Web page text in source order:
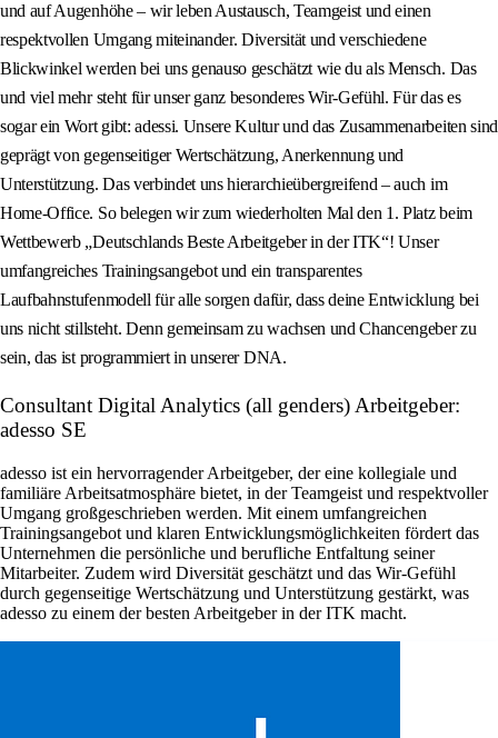
und auf Augenhöhe – wir leben Austausch, Teamgeist und einen
respektvollen Umgang miteinander. Diversität und verschiedene
Blickwinkel werden bei uns genauso geschätzt wie du als Mensch. Das
und viel mehr steht für unser ganz besonderes Wir-Gefühl. Für das es
sogar ein Wort gibt: adessi. Unsere Kultur und das Zusammenarbeiten sind
geprägt von gegenseitiger Wertschätzung, Anerkennung und
Unterstützung. Das verbindet uns hierarchieübergreifend – auch im
Home-Office. So belegen wir zum wiederholten Mal den 1. Platz beim
Wettbewerb „Deutschlands Beste Arbeitgeber in der ITK“! Unser
umfangreiches Trainingsangebot und ein transparentes
Laufbahnstufenmodell für alle sorgen dafür, dass deine Entwicklung bei
uns nicht stillsteht. Denn gemeinsam zu wachsen und Chancengeber zu
sein, das ist programmiert in unserer DNA.
Consultant Digital Analytics (all genders) Arbeitgeber:
adesso SE
adesso ist ein hervorragender Arbeitgeber, der eine kollegiale und
familiäre Arbeitsatmosphäre bietet, in der Teamgeist und respektvoller
Umgang großgeschrieben werden. Mit einem umfangreichen
Trainingsangebot und klaren Entwicklungsmöglichkeiten fördert das
Unternehmen die persönliche und berufliche Entfaltung seiner
Mitarbeiter. Zudem wird Diversität geschätzt und das Wir-Gefühl
durch gegenseitige Wertschätzung und Unterstützung gestärkt, was
adesso zu einem der besten Arbeitgeber in der ITK macht.